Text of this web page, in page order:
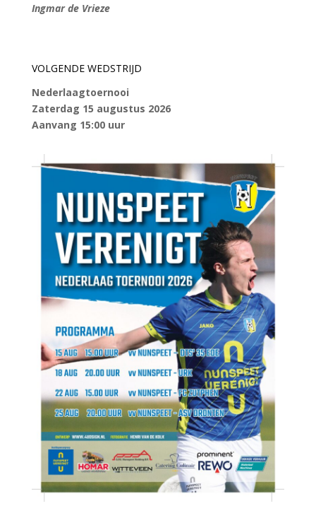
Ingmar de Vrieze
VOLGENDE WEDSTRIJD
Nederlaagtoernooi
Zaterdag 15 augustus 2026
Aanvang 15:00 uur